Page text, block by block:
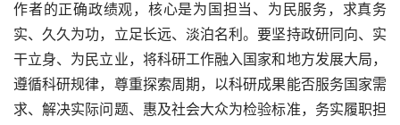
作者的正确政绩观，核心是为国担当、为民服务，求真务
实、久久为功，立足长远、淡泊名利。要坚持政研同向、实
干立身、为民立业，将科研工作融入国家和地方发展大局，
遵循科研规律，尊重探索周期，以科研成果能否服务国家需
求、解决实际问题、惠及社会大众为检验标准，务实履职担